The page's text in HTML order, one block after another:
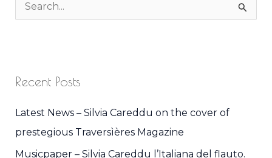
c
h
Recent Posts
Latest News – Silvia Careddu on the cover of
prestegious Traversìères Magazine
Musicpaper – Silvia Careddu l’Italiana del flauto.